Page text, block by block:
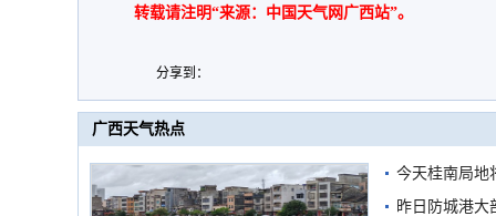
转载请注明“来源：中国天气网广西站”。
分享到：
广西天气热点
今天桂南局地
需继续防范
昨日防城港大